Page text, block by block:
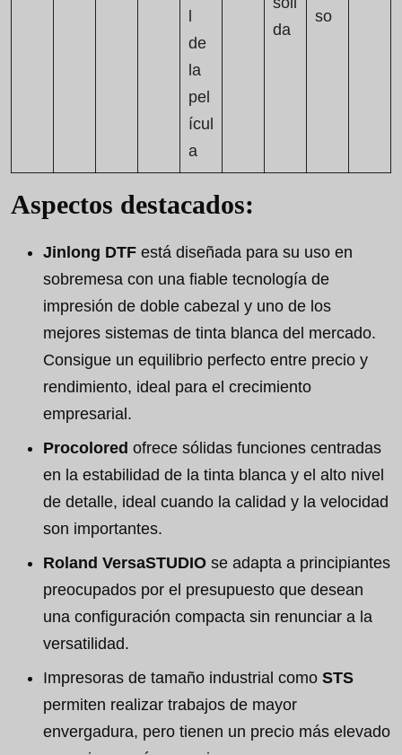
de
la
pel
ícul
a
da
so
Aspectos destacados:
Jinlong DTF está diseñada para su uso en
sobremesa con una fiable tecnología de
impresión de doble cabezal y uno de los
mejores sistemas de tinta blanca del mercado.
Consigue un equilibrio perfecto entre precio y
rendimiento, ideal para el crecimiento
empresarial.
Procolored ofrece sólidas funciones centradas
en la estabilidad de la tinta blanca y el alto nivel
de detalle, ideal cuando la calidad y la velocidad
son importantes.
Roland VersaSTUDIO se adapta a principiantes
preocupados por el presupuesto que desean
una configuración compacta sin renunciar a la
versatilidad.
Impresoras de tamaño industrial como STS
permiten realizar trabajos de mayor
envergadura, pero tienen un precio más elevado